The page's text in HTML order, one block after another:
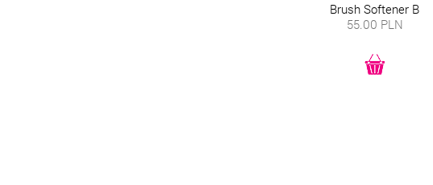
Brush Softener B
55.00 PLN